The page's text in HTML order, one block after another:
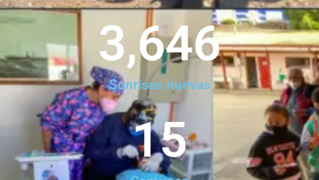
Sonrisas nuevas
3,646
15